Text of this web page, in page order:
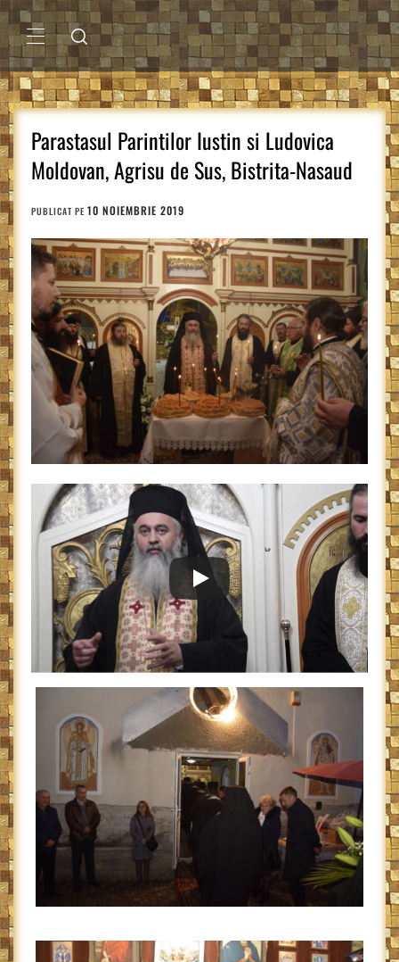
Sari
la
conținutMENIU
PRINCIPAL
Parastasul Parintilor Iustin si Ludovica
Moldovan, Agrisu de Sus, Bistrita-Nasaud
PUBLICAT PE 10 NOIEMBRIE 2019